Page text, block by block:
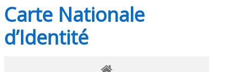
Carte Nationale
d’Identité